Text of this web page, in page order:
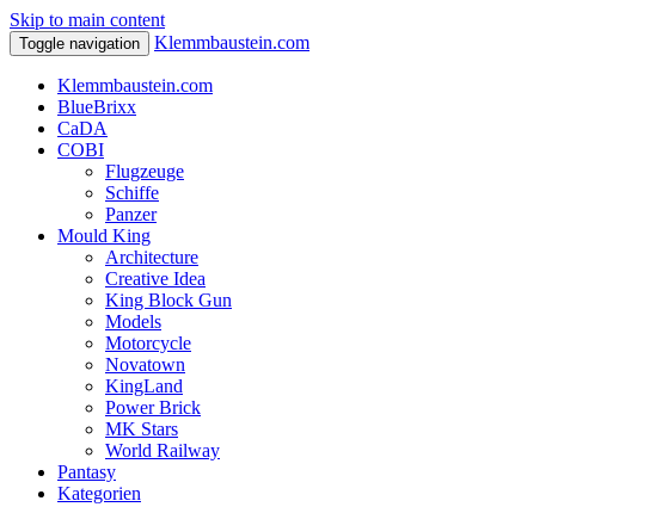
Skip to main content
Toggle navigation Klemmbaustein.com
Klemmbaustein.com
BlueBrixx
CaDA
COBI
Flugzeuge
Schiffe
Panzer
Mould King
Architecture
Creative Idea
King Block Gun
Models
Motorcycle
Novatown
KingLand
Power Brick
MK Stars
World Railway
Pantasy
Kategorien